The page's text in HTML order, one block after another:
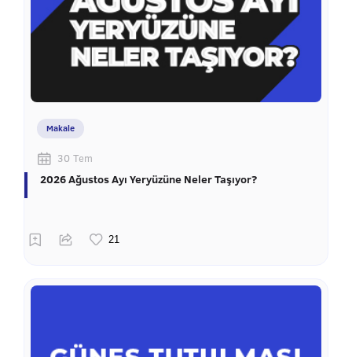
Makale
30 Tem
2026 Ağustos Ayı Yeryüzüne Neler Taşıyor?